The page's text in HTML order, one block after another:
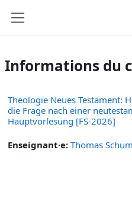
Informations du
Theologie Neues Testament:
die Frage nach einer
Hauptvorlesung [FS-2026]
Enseignant·e: Thomas